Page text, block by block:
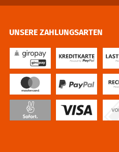
UNSERE ZAHLUNGSARTEN